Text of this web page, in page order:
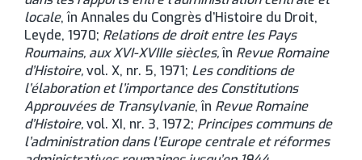
locale, în Annales du Congrès d’Histoire du Droit,
Leyde, 1970; Relations de droit entre les Pays
Roumains, aux XVI-XVIIIe siècles,în Revue Romaine
d’Histoire,vol. X, nr. 5, 1971; Les conditions de
l’élaboration et l’importance des Constitutions
Approuvées de Transylvanie, în Revue Romaine
d’Histoire,vol. XI, nr. 3, 1972; Principes communs de
l’administration dans l’Europe centrale et réformes